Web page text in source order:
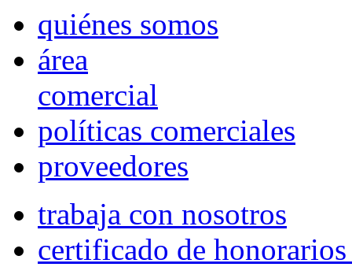
quiénes somos
área
comercial
políticas comerciales
proveedores
trabaja con nosotros
certificado de